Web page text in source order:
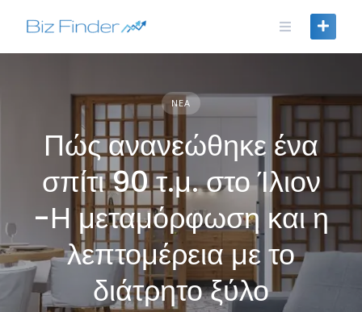
ΝΈΑ
Πώς ανανεώθηκε ένα
σπίτι 90 τ.μ. στο Ίλιον
-Η μεταμόρφωση και η
λεπτομέρεια με το
διάτρητο ξύλο